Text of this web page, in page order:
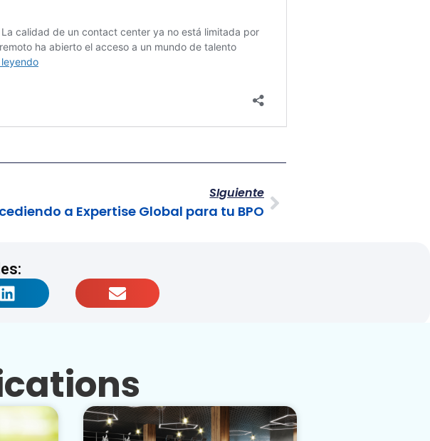
SIguiente
a Expertise Global para tu BPO